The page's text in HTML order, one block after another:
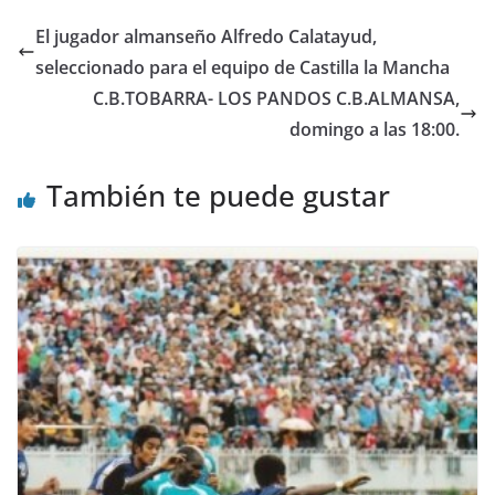
El jugador almanseño Alfredo Calatayud,
seleccionado para el equipo de Castilla la Mancha
C.B.TOBARRA- LOS PANDOS C.B.ALMANSA,
domingo a las 18:00.
También te puede gustar